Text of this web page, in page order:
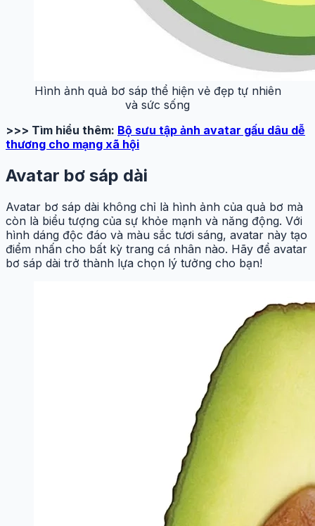
Hình ảnh quả bơ sáp thể hiện vẻ đẹp tự nhiên
và sức sống
>>> Tìm hiểu thêm: Bộ sưu tập ảnh avatar gấu dâu dễ
thương cho mạng xã hội
Avatar bơ sáp dài
Avatar bơ sáp dài không chỉ là hình ảnh của quả bơ mà
còn là biểu tượng của sự khỏe mạnh và năng động. Với
hình dáng độc đáo và màu sắc tươi sáng, avatar này tạo
điểm nhấn cho bất kỳ trang cá nhân nào. Hãy để avatar
bơ sáp dài trở thành lựa chọn lý tưởng cho bạn!